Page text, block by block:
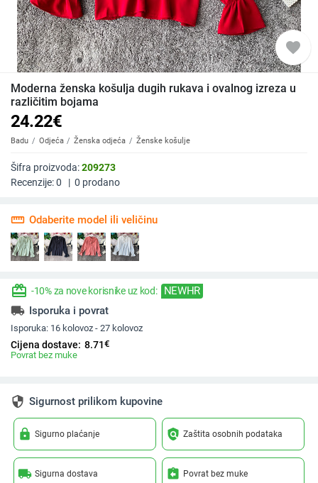
favorite
Moderna ženska košulja dugih rukava i ovalnog izreza u
različitim bojama
24.22€
Badu Odjeća Ženska odjeća Ženske košulje
Šifra proizvoda:209273
Recenzije:0 | 0 prodano
straighten Odaberite model ili veličinu
redeem -10% za nove korisnike uz kod: NEWHR
local_shipping Isporuka i povrat
Isporuka: 16 kolovoz - 27 kolovoz
Cijena dostave: 8.71€
Povrat bez muke
security Sigurnost prilikom kupovine
lock Sigurno plaćanje policy Zaštita osobnih podataka
local_shipping Sigurna dostava assignment_return Povrat bez muke